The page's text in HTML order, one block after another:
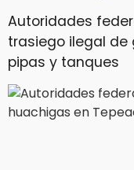
Autoridades
trasiego ilegal de
pipas y tanques